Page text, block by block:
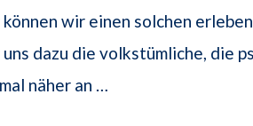
können wir einen solchen
dazu die volkstümliche, die
näher an …